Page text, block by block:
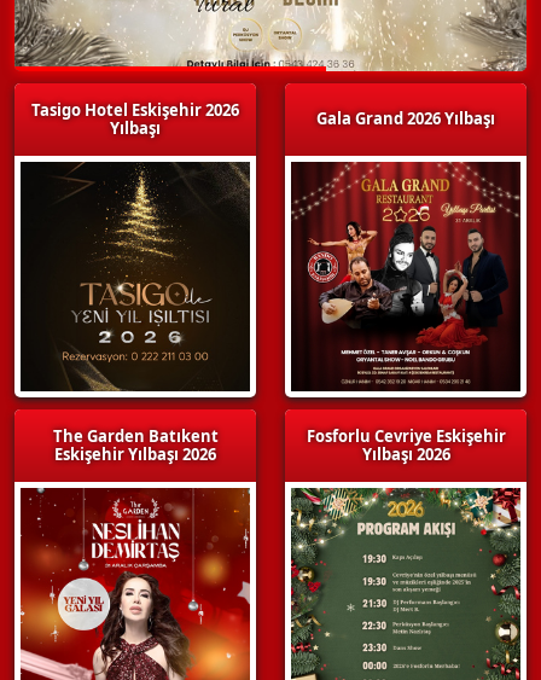
Tasigo Hotel Eskişehir 2026
Yılbaşı
The Garden Batıkent
Eskişehir Yılbaşı 2026
Gala Grand 2026 Yılbaşı
Fosforlu Cevriye Eskişehir
Yılbaşı 2026